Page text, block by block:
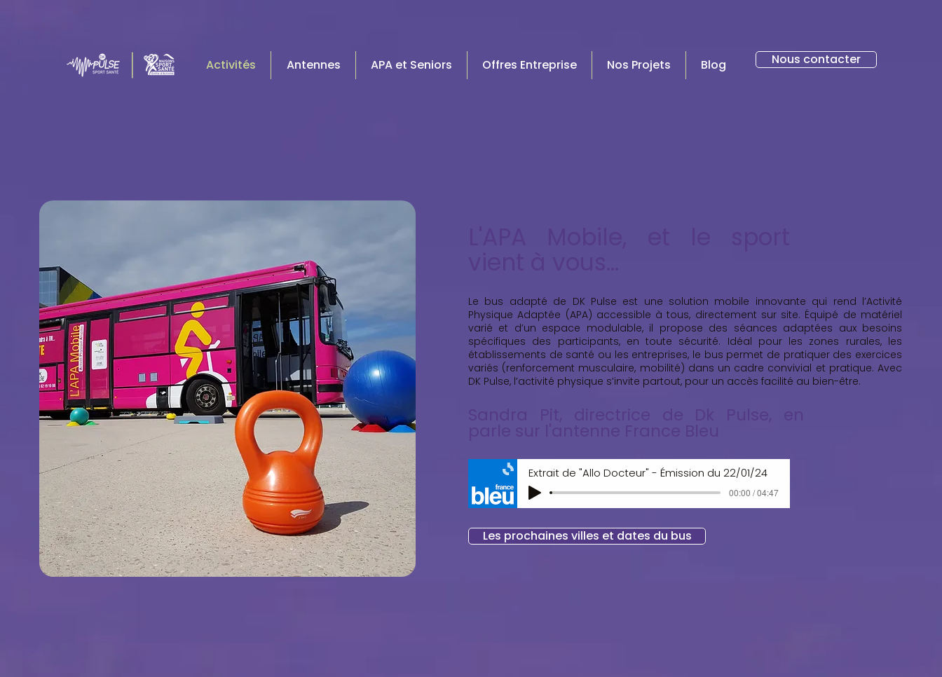
Activités Antennes APA et Seniors Offres Entreprise Nos Projets Blog Nous contacter
Le bus adapté de DK Pulse est une solution mobile innovante qui rend l’Activité
Physique Adaptée (APA) accessible à tous, directement sur site. Équipé de matériel
varié et d’un espace modulable, il propose des séances adaptées aux besoins
spécifiques des participants, en toute sécurité. Idéal pour les zones rurales, les
établissements de santé ou les entreprises, le bus permet de pratiquer des exercices
variés (renforcement musculaire, mobilité) dans un cadre convivial et pratique. Avec
DK Pulse, l’activité physique s’invite partout, pour un accès facilité au bien-être.
Extrait de "Allo Docteur" - Émission du 22/01/24
00:00 / 04:47
Les prochaines villes et dates du bus